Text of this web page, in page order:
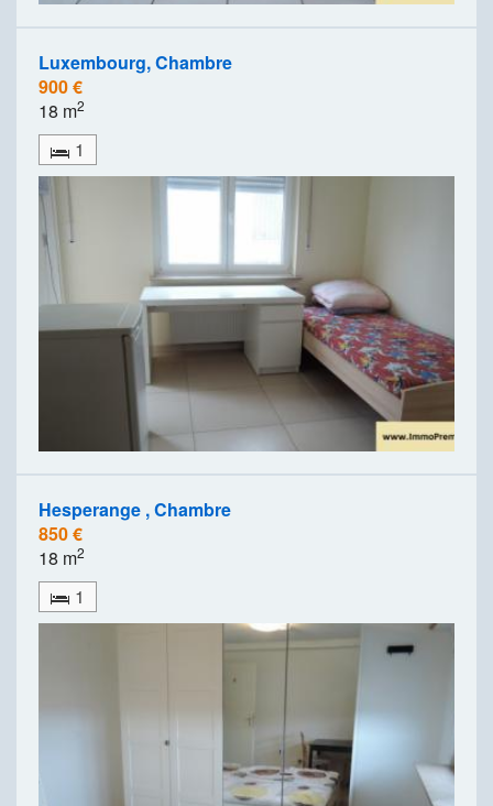
Luxembourg, Chambre
900 €
18 m2
1
Hesperange , Chambre
850 €
18 m2
1